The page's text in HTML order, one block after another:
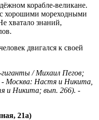
корабле-великане.
хорошими мореходными
хватало знаний,
двигался к своей
/ Михаил Пегов;
Москва: Настя и Никита,
и Никита; вып. 266). -
21а)